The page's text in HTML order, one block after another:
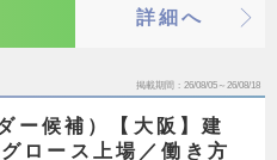
詳細へ
掲載期間 26/08/05～26/08/18
ー候補）【大阪】建
ロース上場／働き方